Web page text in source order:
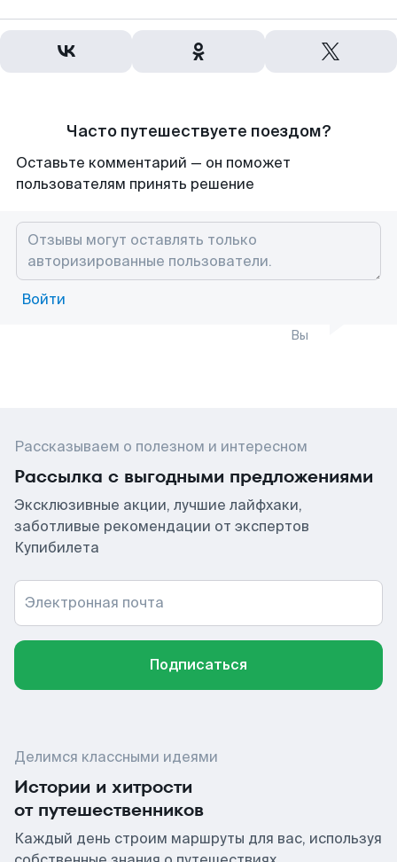
Часто путешествуете поездом?
Оставьте комментарий — он поможет
пользователям принять решение
Войти
Вы
Рассказываем о полезном и интересном
Рассылка с выгодными предложениями
Эксклюзивные акции, лучшие лайфхаки,
заботливые рекомендации от экспертов
Купибилета
Электронная почта
Подписаться
Делимся классными идеями
Истории и хитрости
от путешественников
Каждый день строим маршруты для вас, используя